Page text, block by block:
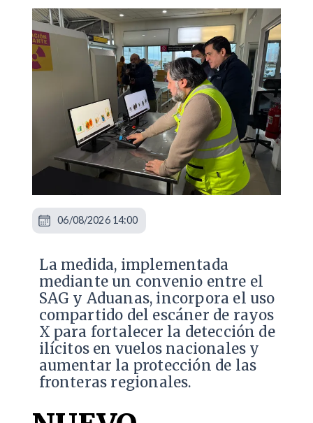
La medida, implementada
mediante un convenio entre el
SAG y Aduanas, incorpora el uso
compartido del escáner de rayos
X para fortalecer la detección de
ilícitos en vuelos nacionales y
aumentar la protección de las
fronteras regionales.
06/08/2026 14:00